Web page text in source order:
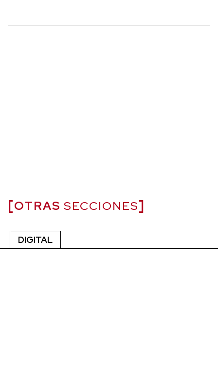
OTRAS SECCIONES
DIGITAL